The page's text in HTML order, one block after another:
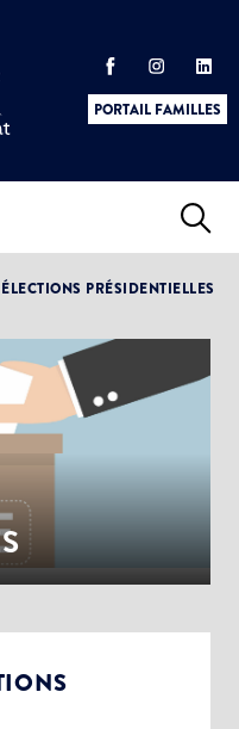
PORTAIL FAMILLES
&
ÉLECTIONS PRÉSIDENTIELLES